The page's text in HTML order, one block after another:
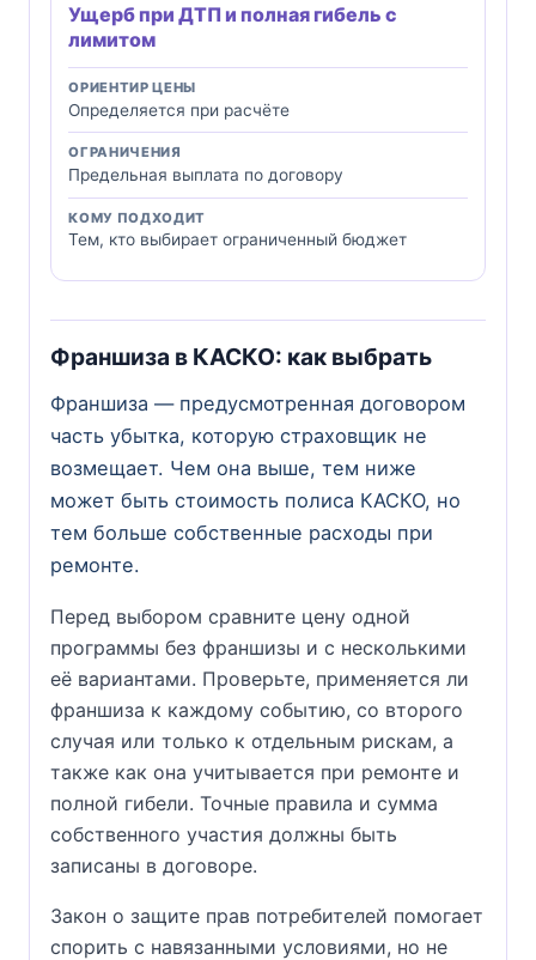
Ущерб при ДТП и полная гибель с
лимитом
ОРИЕНТИР ЦЕНЫ
Определяется при расчёте
ОГРАНИЧЕНИЯ
Предельная выплата по договору
КОМУ ПОДХОДИТ
Тем, кто выбирает ограниченный бюджет
Франшиза в КАСКО: как выбрать
Франшиза — предусмотренная договором
часть убытка, которую страховщик не
возмещает. Чем она выше, тем ниже
может быть стоимость полиса КАСКО, но
тем больше собственные расходы при
ремонте.
Перед выбором сравните цену одной
программы без франшизы и с несколькими
её вариантами. Проверьте, применяется ли
франшиза к каждому событию, со второго
случая или только к отдельным рискам, а
также как она учитывается при ремонте и
полной гибели. Точные правила и сумма
собственного участия должны быть
записаны в договоре.
Закон о защите прав потребителей помогает
спорить с навязанными условиями, но не